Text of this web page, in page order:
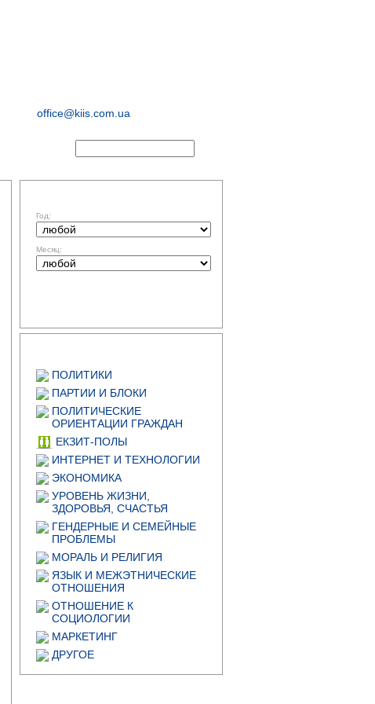
office@kiis.com.ua
Год:
Месяц:
ПОЛИТИКИ
ПАРТИИ И БЛОКИ
ПОЛИТИЧЕСКИЕ
ОРИЕНТАЦИИ ГРАЖДАН
ЕКЗИТ-ПОЛЫ
ИНТЕРНЕТ И ТЕХНОЛОГИИ
ЭКОНОМИКА
УРОВЕНЬ ЖИЗНИ,
ЗДОРОВЬЯ, СЧАСТЬЯ
ГЕНДЕРНЫЕ И СЕМЕЙНЫЕ
ПРОБЛЕМЫ
МОРАЛЬ И РЕЛИГИЯ
ЯЗЫК И МЕЖЭТНИЧЕСКИЕ
ОТНОШЕНИЯ
ОТНОШЕНИЕ К
СОЦИОЛОГИИ
МАРКЕТИНГ
ДРУГОЕ